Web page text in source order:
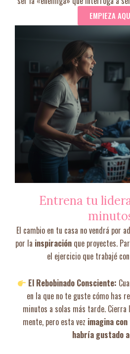
EMPIEZA
Entrena tu
El cambio en tu casa no vendrá por
por la inspiraciónque proyectes.
el ejercicio que trabajé
El Rebobinado Consciente:
en la que no te guste cómo has
minutos a solas más tarde. Cierra
mente, pero esta vez imagina
habría gustado